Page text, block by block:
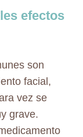
efectos
son
facial,
vez se
grave.